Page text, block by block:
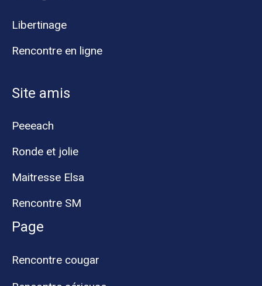
Libertinage
Rencontre en ligne
Site amis
Peeeach
Ronde et jolie
Maitresse Elsa
Rencontre SM
Page
Rencontre cougar